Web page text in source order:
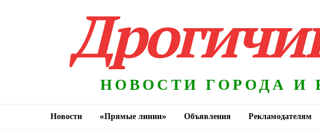
НОВОСТИ ГОРОДА И
Новости «Прямые линии» Объявления Рекламодателям